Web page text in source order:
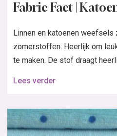
Fabric Fact |
Linnen en katoenen weefsels
zomerstoffen. Heerlijk om
te maken. De stof draagt
Lees verder